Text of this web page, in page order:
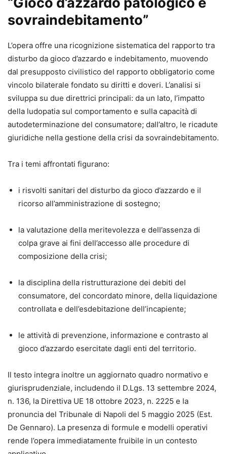
sua diffusione tra i giovani in Italia e in Europa.
- Analisi interdisciplinare dei risvolti sanitari e dell’istituto
curati da esperti dei servizi sociosanitari.
- Esame sistematico delle soluzioni al
sovraindebitamento: ristrutturazione dei debiti del
all’assenza di colpa grave e sulla centralità del concetto di
costituzionalmente orientato ai diritti dei soggetti
- Focus sul ruolo delle associazioni dei consumatori, degli
sportelli territoriali, dei Comuni, delle ASL e dei Ser.D. nei
- Approfondimento sulla prevenzione del
- Contenuti aggiuntivi online e formule incluse, per
facilmente consultabile.
In un contesto in cui il G.A.P. e il sovraindebitamento sono
normativi, disporre di un fascicolo agile, aggiornato e
sovraindebitamento”
L’opera offre una ricognizione sistematica del rapporto tra
disturbo da gioco d’azzardo e indebitamento, muovendo
dal presupposto civilistico del rapporto obbligatorio come
vincolo bilaterale fondato su diritti e doveri. L’analisi si
sviluppa su due direttrici principali: da un lato, l’impatto
della ludopatia sul comportamento e sulla capacità di
autodeterminazione del consumatore; dall’altro, le ricadute
giuridiche nella gestione della crisi da sovraindebitamento.
Tra i temi affrontati figurano:
i risvolti sanitari del disturbo da gioco d’azzardo e il
ricorso all’amministrazione di sostegno;
la valutazione della meritevolezza e dell’assenza di
colpa grave ai fini dell’accesso alle procedure di
composizione della crisi;
la disciplina della ristrutturazione dei debiti del
consumatore, del concordato minore, della liquidazione
controllata e dell’esdebitazione dell’incapiente;
le attività di prevenzione, informazione e contrasto al
gioco d’azzardo esercitate dagli enti del territorio.
Il testo integra inoltre un aggiornato quadro normativo e
giurisprudenziale, includendo il D.Lgs. 13 settembre 2024,
n. 136, la Direttiva UE 18 ottobre 2023, n. 2225 e la
pronuncia del Tribunale di Napoli del 5 maggio 2025 (Est.
De Gennaro). La presenza di formule e modelli operativi
rende l’opera immediatamente fruibile in un contesto